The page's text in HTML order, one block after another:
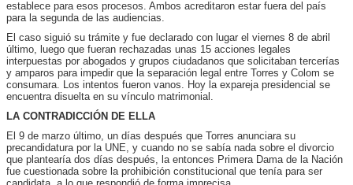
establece para esos procesos. Ambos acreditaron estar fuera del país
para la segunda de las audiencias.
El caso siguió su trámite y fue declarado con lugar el viernes 8 de abril
último, luego que fueran rechazadas unas 15 acciones legales
interpuestas por abogados y grupos ciudadanos que solicitaban tercerías
y amparos para impedir que la separación legal entre Torres y Colom se
consumara. Los intentos fueron vanos. Hoy la expareja presidencial se
encuentra disuelta en su vínculo matrimonial.
LA CONTRADICCIÓN DE ELLA
El 9 de marzo último, un días después que Torres anunciara su
precandidatura por la UNE, y cuando no se sabía nada sobre el divorcio
que plantearía dos días después, la entonces Primera Dama de la Nación
fue cuestionada sobre la prohibición constitucional que tenía para ser